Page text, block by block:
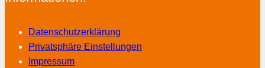
Datenschutzerklärung
Privatsphäre Einstellungen
Impressum